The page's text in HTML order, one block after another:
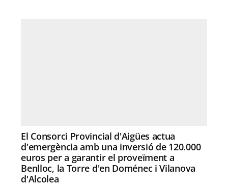
El Consorci Provincial d'Aigües actua
d'emergència amb una inversió de 120.000
euros per a garantir el proveïment a
Benlloc, la Torre d'en Doménec i Vilanova
d'Alcolea